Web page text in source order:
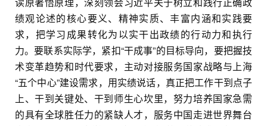
绩观论述的核心要义、精神实质、丰富内涵和实践要
求，把学习成果转化为以实干出政绩的行动力和执行
力。要联系实际学，紧扣“干成事”的目标导向，要把握技
术变革趋势和时代要求，主动对接服务国家战略与上海
“五个中心”建设需求，用实绩说话，真正把工作干到点子
上、干到关键处、干到师生心坎里，努力培养国家急需
的具有全球胜任力的紧缺人才，服务中国走进世界舞台